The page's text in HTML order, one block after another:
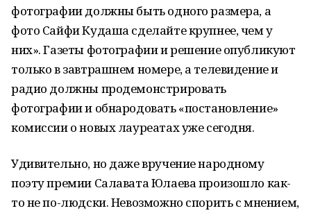
фотографии должны быть одного размера, а
фото Сайфи Кудаша сделайте крупнее, чем у
них». Газеты фотографии и решение опубликуют
только в завтрашнем номере, а телевидение и
радио должны продемонстрировать
фотографии и обнародовать «постановление»
комиссии о новых лауреатах уже сегодня.
Удивительно, но даже вручение народному
поэту премии Салавата Юлаева произошло как-
то не по-людски. Невозможно спорить с мнением,